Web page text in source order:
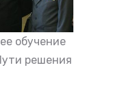
обучение
решения